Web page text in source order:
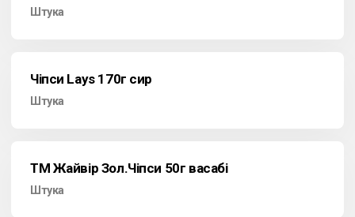
Штука
Чіпси Lays 170г сир
Штука
ТМ Жайвір Зол.Чіпси 50г васабі
Штука